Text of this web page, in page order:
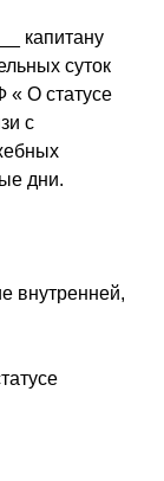
капитану
суток
« О статусе
с
дни.
внутренней,